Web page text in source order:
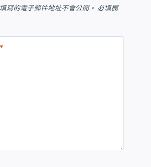
寫的電子郵件地址不會公開。 必填欄
*